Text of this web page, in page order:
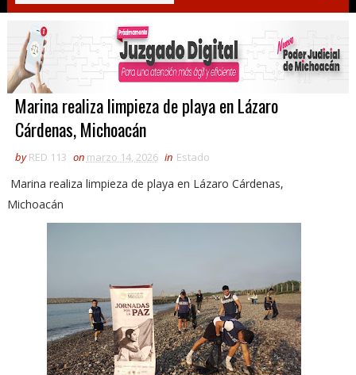
Marina realiza limpieza de playa en Lázaro
Cárdenas, Michoacán
by RED 113 on marzo 14, 2026 in Estado
Marina realiza limpieza de playa en Lázaro Cárdenas,
Michoacán